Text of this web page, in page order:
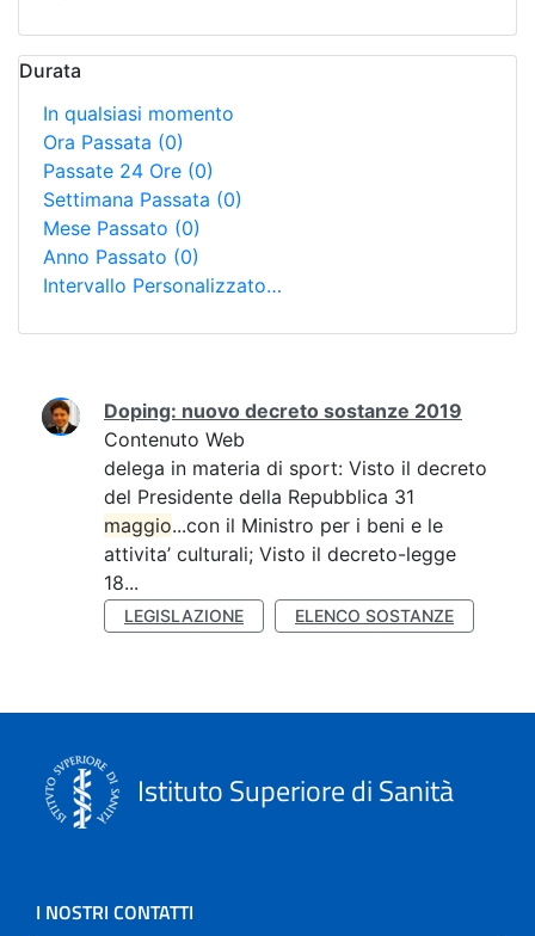
Durata
In qualsiasi momento
Ora Passata (0)
Passate 24 Ore (0)
Settimana Passata (0)
Mese Passato (0)
Anno Passato (0)
Intervallo Personalizzato…
Ricerca
Doping: nuovo decreto sostanze 2019
Contenuto Web
delega in materia di sport: Visto il decreto
del Presidente della Repubblica 31
maggio...con il Ministro per i beni e le
attivita’ culturali; Visto il decreto-legge
18...
LEGISLAZIONE ELENCO SOSTANZE
Istituto Superiore di Sanità
I NOSTRI CONTATTI